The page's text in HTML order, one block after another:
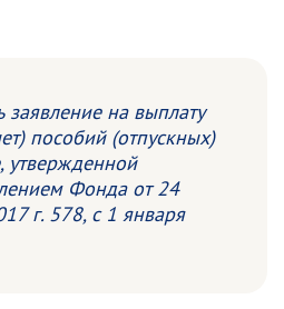
заявление на выплату
пособий (отпускных)
утвержденной
Фонда от 24
г. 578, с 1 января